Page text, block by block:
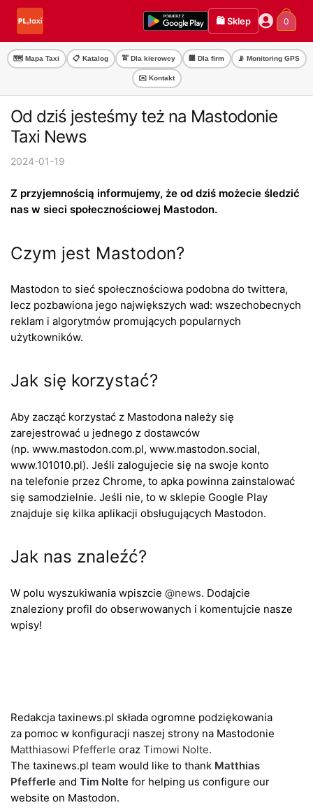
Przejdź
nawigacji
Przejdź
treści
🛍️ Sklep 0
🗺️ Mapa Taxi 📋 Katalog 🚖 Dla kierowcy 🏢 Dla firm 📡 Monitoring GPS
✉️ Kontakt
Od dziś jesteśmy też na Mastodonie
Taxi News
2024-01-19
Z przyjemnością informujemy, że od dziś możecie śledzić
nas w sieci społecznościowej Mastodon.
Czym jest Mastodon?
Mastodon to sieć społecznościowa podobna do twittera,
lecz pozbawiona jego największych wad: wszechobecnych
reklam i algorytmów promujących popularnych
użytkowników.
Jak się korzystać?
Aby zacząć korzystać z Mastodona należy się
zarejestrować u jednego z dostawców
(np. www.mastodon.com.pl, www.mastodon.social,
www.101010.pl). Jeśli zalogujecie się na swoje konto
na telefonie przez Chrome, to apka powinna zainstalować
się samodzielnie. Jeśli nie, to w sklepie Google Play
znajduje się kilka aplikacji obsługujących Mastodon.
Jak nas znaleźć?
W polu wyszukiwania wpiszcie @news. Dodajcie
znaleziony profil do obserwowanych i komentujcie nasze
wpisy!
Redakcja taxinews.pl składa ogromne podziękowania
za pomoc w konfiguracji naszej strony na Mastodonie
Matthiasowi Pfefferle oraz Timowi Nolte.
The taxinews.pl team would like to thank Matthias
Pfefferle and Tim Nolte for helping us configure our
website on Mastodon.